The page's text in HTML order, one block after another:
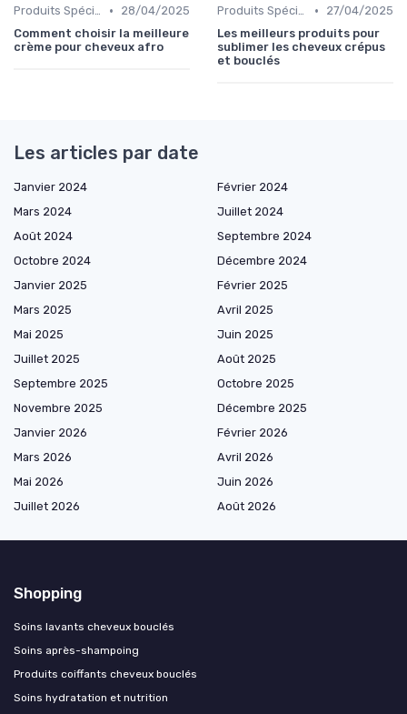
Produits Spécifiques (Anti-Frisottis, Hydratants) •
28/04/2025
Comment choisir la meilleure
crème pour cheveux afro
Produits Spécifiques (Anti-Frisottis, Hydratants) •
27/04/2025
Les meilleurs produits pour
sublimer les cheveux crépus
et bouclés
Les articles par date
Janvier 2024
Février 2024
Mars 2024
Juillet 2024
Août 2024
Septembre 2024
Octobre 2024
Décembre 2024
Janvier 2025
Février 2025
Mars 2025
Avril 2025
Mai 2025
Juin 2025
Juillet 2025
Août 2025
Septembre 2025
Octobre 2025
Novembre 2025
Décembre 2025
Janvier 2026
Février 2026
Mars 2026
Avril 2026
Mai 2026
Juin 2026
Juillet 2026
Août 2026
Shopping
Soins lavants cheveux bouclés
Soins après-shampoing
Produits coiffants cheveux bouclés
Soins hydratation et nutrition